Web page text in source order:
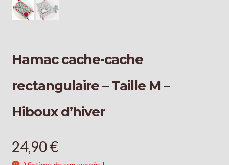
Hamac cache-cache
rectangulaire – Taille M –
Hiboux d’hiver
24,90€